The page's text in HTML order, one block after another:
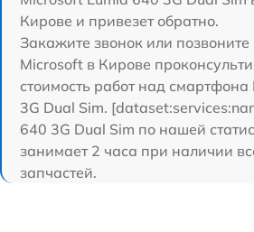
Кирове и привезет обратно.
Закажите звонок или
Microsoft в Кирове
стоимость работ над
3G Dual Sim.
640 3G Dual Sim по нашей
занимает 2 часа при наличии
запчастей.